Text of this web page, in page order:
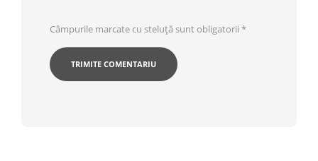
Câmpurile marcate cu steluță sunt obligatorii *